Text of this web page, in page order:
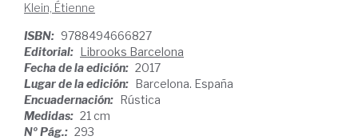
Klein, Étienne
ISBN: 9788494666827
Editorial:
Librooks Barcelona
Fecha de la edición: 2017
Lugar de la edición:
Barcelona. España
Encuadernación:
Rústica
Medidas: 21 cm
Nº Pág.: 293